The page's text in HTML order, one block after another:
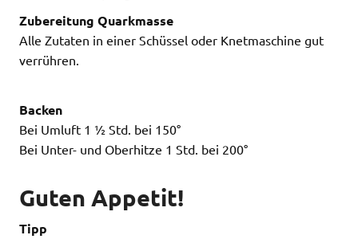
Zubereitung Quarkmasse
Alle Zutaten in einer Schüssel oder Knetmaschine gut
verrühren.
Backen
Bei Umluft 1 ½ Std. bei 150°
Bei Unter- und Oberhitze 1 Std. bei 200°
Guten Appetit!
Tipp